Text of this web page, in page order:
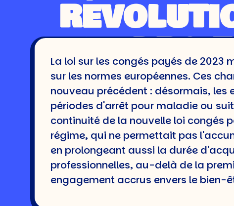
LE
Temps de lecture : 6 minutes
La loi sur les congés payés de
sur les normes européennes. Ces
nouveau précédent : désormais,
périodes d'arrêt pour maladie ou
continuité de la nouvelle loi congés
régime, qui ne permettait pas
en prolongeant aussi la durée
professionnelles, au-delà de la
engagement accrus envers le bien-